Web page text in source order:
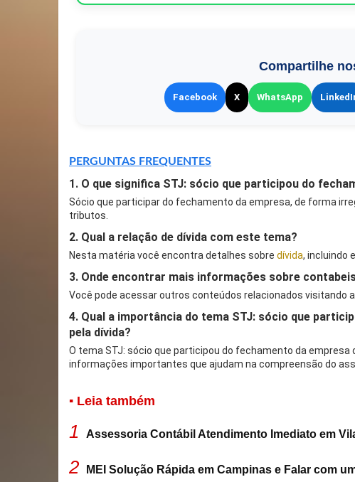
Compartilhe
Facebook X WhatsApp
PERGUNTAS FREQUENTES
1. O que significa STJ: sócio que participou do
Sócio que participar do fechamento da empresa, de forma
tributos.
2. Qual a relação de dívida com este tema?
Nesta matéria você encontra detalhes sobre dívida, incluindo
3. Onde encontrar mais informações sobre
Você pode acessar outros conteúdos relacionados visitando
4. Qual a importância do tema STJ: sócio que
pela dívida?
O tema STJ: sócio que participou do fechamento da
informações importantes que ajudam na compreensão do
▪ Leia também
1 Assessoria Contábil Atendimento Imediato em
2 MEI Solução Rápida em Campinas e Falar com